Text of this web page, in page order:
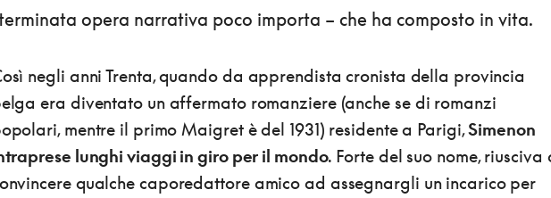
opera narrativa poco importa – che ha composto in vita.
negli anni Trenta, quando da apprendista cronista della provincia
era diventato un affermato romanziere (anche se di romanzi
mentre il primo Maigret è del 1931) residente a Parigi,Simenon
lunghi viaggi in giro per il mondo. Forte del suo nome, riusciva
qualche caporedattore amico ad assegnargli un incarico per